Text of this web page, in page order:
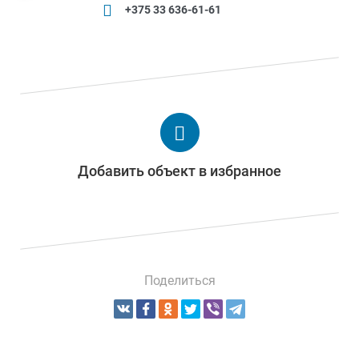
+375 33 636-61-61
Добавить объект в избранное
Поделиться